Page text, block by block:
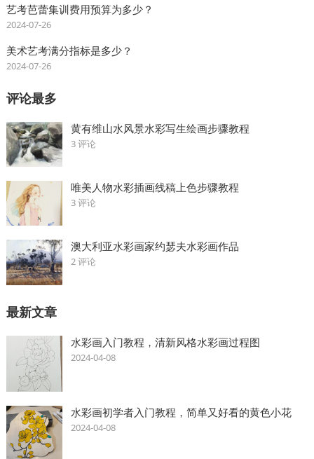
艺考芭蕾集训费用预算为多少？
2024-07-26
美术艺考满分指标是多少？
2024-07-26
评论最多
黄有维山水风景水彩写生绘画步骤教程
3 评论
唯美人物水彩插画线稿上色步骤教程
3 评论
澳大利亚水彩画家约瑟夫水彩画作品
2 评论
最新文章
水彩画入门教程，清新风格水彩画过程图
2024-04-08
水彩画初学者入门教程，简单又好看的黄色小花
2024-04-08